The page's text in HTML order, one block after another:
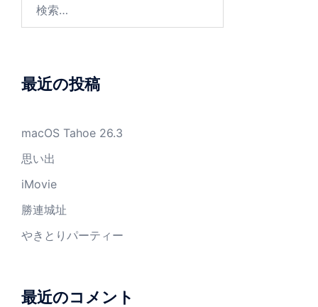
最近の投稿
macOS Tahoe 26.3
思い出
iMovie
勝連城址
やきとりパーティー
最近のコメント